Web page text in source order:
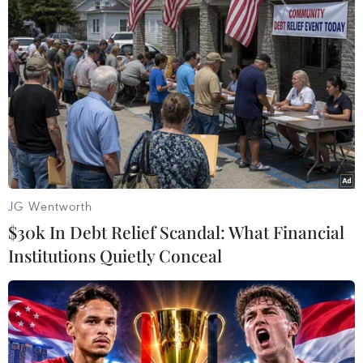
Bộ Công an đề nghị 8 ngân hàng cung cấp
hồ sơ liên quan vụ án tại FLC
08/04/2022 05:39
JG Wentworth
$30k In Debt Relief Scandal: What Financial
Institutions Quietly Conceal